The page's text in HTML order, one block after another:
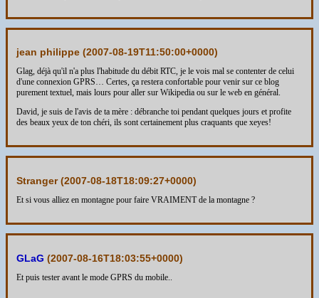
jean philippe (2007-08-19T11:50:00+0000)
Glag, déjà qu'il n'a plus l'habitude du débit RTC, je le vois mal se contenter de celui
d'une connexion GPRS… Certes, ça restera confortable pour venir sur ce blog
purement textuel, mais lours pour aller sur Wikipedia ou sur le web en général.
David, je suis de l'avis de ta mère : débranche toi pendant quelques jours et profite
des beaux yeux de ton chéri, ils sont certainement plus craquants que xeyes!
Stranger (2007-08-18T18:09:27+0000)
Et si vous alliez en montagne pour faire VRAIMENT de la montagne ?
GLaG (2007-08-16T18:03:55+0000)
Et puis tester avant le mode GPRS du mobile..